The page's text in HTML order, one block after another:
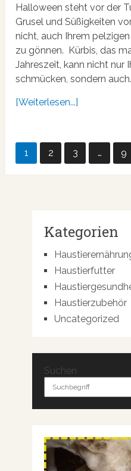
Halloween steht vor der
Grusel und Süßigkeiten
nicht, auch Ihrem
zu gönnen. Kürbis, das
Jahreszeit, kann nicht nur
schmücken, sondern
[Weiterlesen...]
1 2 3 … 9
Kategorien
Haustierfutter
Haustierzubehör
Uncategorized
Suchen